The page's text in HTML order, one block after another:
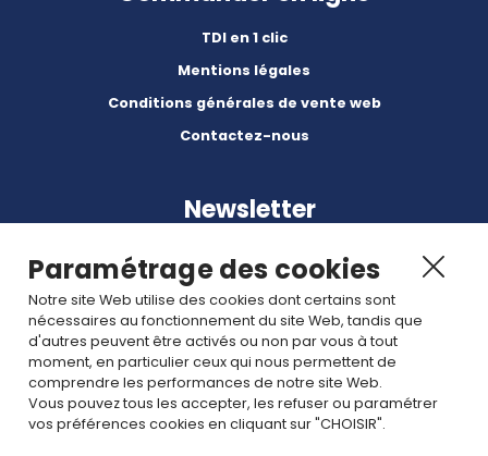
TDI en 1 clic
Mentions légales
Conditions générales de vente web
Contactez-nous
Newsletter
Abonnez-vous à nos dernières nouvelles et articles.
Rejoignez nous
Paramétrage des cookies
Notre site Web utilise des cookies dont certains sont
nécessaires au fonctionnement du site Web, tandis que
d'autres peuvent être activés ou non par vous à tout
moment, en particulier ceux qui nous permettent de
comprendre les performances de notre site Web.
Vous pouvez tous les accepter, les refuser ou paramétrer
vos préférences cookies en cliquant sur "CHOISIR".